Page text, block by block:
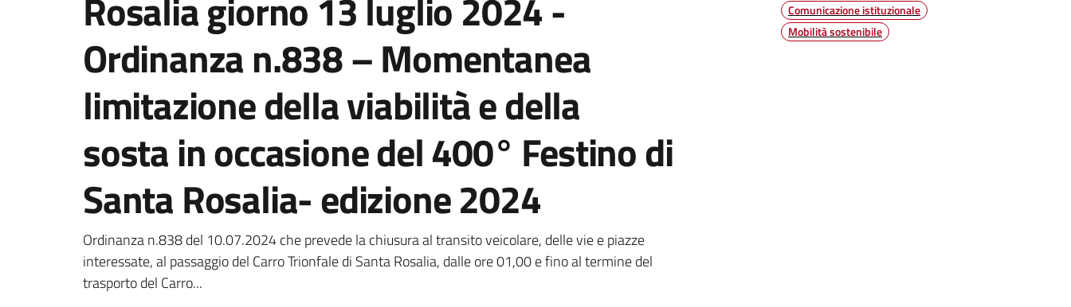
Ordinanza n.838 – Momentanea
limitazione della viabilità e della
sosta in occasione del 400° Festino di
Santa Rosalia- edizione 2024
Dettagli della notizia
Ordinanza n.838 del 10.07.2024 che prevede la chiusura al transito veicolare, delle vie e piazze
interessate, al passaggio del Carro Trionfale di Santa Rosalia, dalle ore 01,00 e fino al termine del
trasporto del Carro...
Comunicazione istituzionale
Mobilità sostenibile